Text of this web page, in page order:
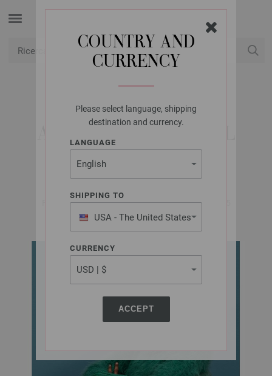
COUNTRY AND
CURRENCY
Please select language, shipping
destination and currency.
LANGUAGE
SHIPPING TO
USA - The United States
of America
CURRENCY
ACCEPT
LANA GROSSA
ABITO BASTA & COOL
MERINO BIG
FILATI No. 68 (Herbst/Winter 2024/25) | Modello 5